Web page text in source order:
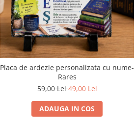
Placa de ardezie personalizata cu nume-
Rares
59,00 Lei49,00 Lei
ADAUGA IN COS